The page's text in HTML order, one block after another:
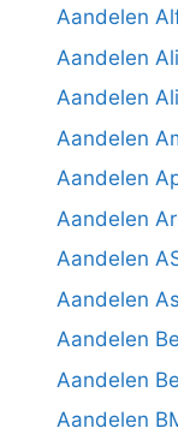
Aandelen
Aandelen
Aandelen
Aandelen
Aandelen
Aandelen
Aandelen
Aandelen
Aandelen
Aandelen
Aandelen